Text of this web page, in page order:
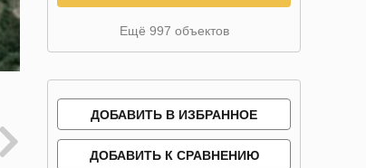
Ещё 997 объектов
ДОБАВИТЬ В ИЗБРАННОЕ
ДОБАВИТЬ К СРАВНЕНИЮ